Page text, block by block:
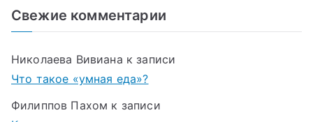
Свежие комментарии
Николаева Вивиана к записи
Что такое «умная еда»?
Филиппов Пахом к записи